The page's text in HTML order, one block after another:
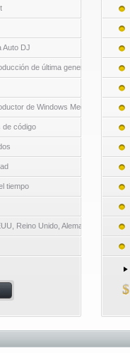
Auto DJ
de última generación
de Windows Media
de código
tiempo
Reino Unido, Alemania)
$